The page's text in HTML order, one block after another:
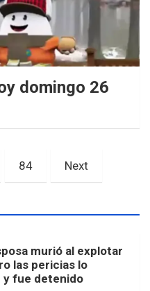
domingo 26
84 Next
murió al explotar
las pericias lo
fue detenido